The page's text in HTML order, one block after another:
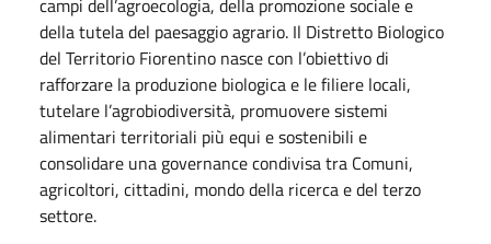
della tutela del paesaggio agrario. Il Distretto Biologico
del Territorio Fiorentino nasce con l’obiettivo di
rafforzare la produzione biologica e le filiere locali,
tutelare l’agrobiodiversità, promuovere sistemi
alimentari territoriali più equi e sostenibili e
consolidare una governance condivisa tra Comuni,
agricoltori, cittadini, mondo della ricerca e del terzo
settore.